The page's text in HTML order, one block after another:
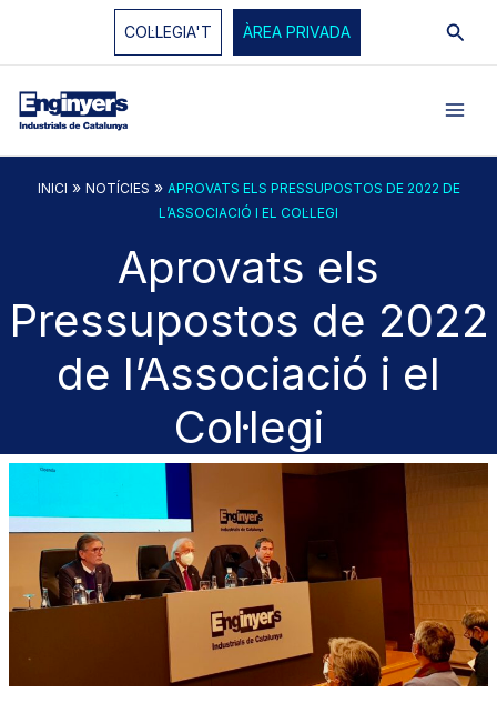
COL·LEGIA'T ÀREA PRIVADA
INICI » NOTÍCIES » APROVATS ELS PRESSUPOSTOS DE 2022 DE
L’ASSOCIACIÓ I EL COL·LEGI
Aprovats els
Pressupostos de 2022
de l’Associació i el
Col·legi